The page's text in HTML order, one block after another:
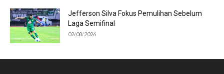
Jefferson Silva Fokus Pemulihan Sebelum
Laga Semifinal
02/08/2026